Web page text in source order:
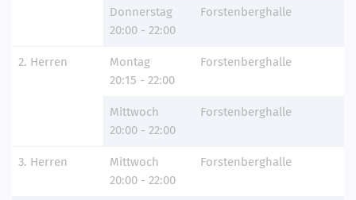
Donnerstag
20:00 - 22:00
Forstenberghalle
2. Herren
Montag
20:15 - 22:00
Forstenberghalle
Mittwoch
20:00 - 22:00
Forstenberghalle
3. Herren
Mittwoch
20:00 - 22:00
Forstenberghalle